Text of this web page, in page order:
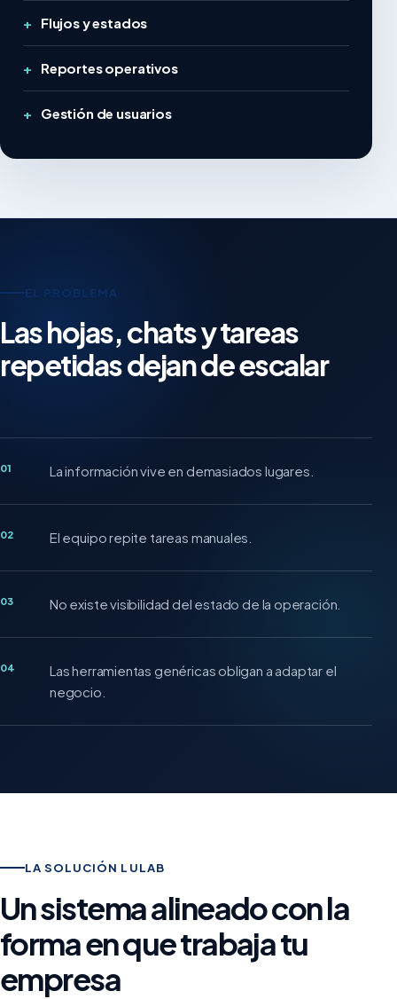
Flujos y estados
Reportes operativos
Gestión de usuarios
EL PROBLEMA
Las hojas, chats y tareas
repetidas dejan de escalar
01 La información vive en demasiados lugares.
02 El equipo repite tareas manuales.
03 No existe visibilidad del estado de la operación.
04
Las herramientas genéricas obligan a adaptar el
negocio.
LA SOLUCIÓN LULAB
Un sistema alineado con la
forma en que trabaja tu
empresa